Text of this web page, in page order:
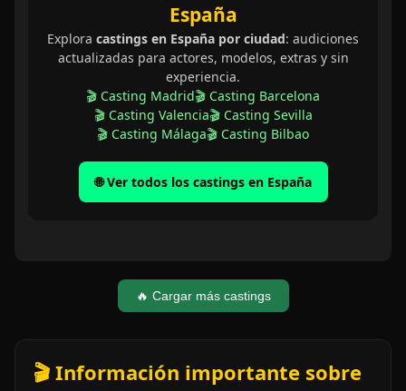
España
Explora castings en España por ciudad: audiciones
actualizadas para actores, modelos, extras y sin
experiencia.
🎬 Casting Madrid🎬 Casting Barcelona
🎬 Casting Valencia🎬 Casting Sevilla
🎬 Casting Málaga🎬 Casting Bilbao
🌐 Ver todos los castings en España
🔥 Cargar más castings
🎬 Información importante sobre